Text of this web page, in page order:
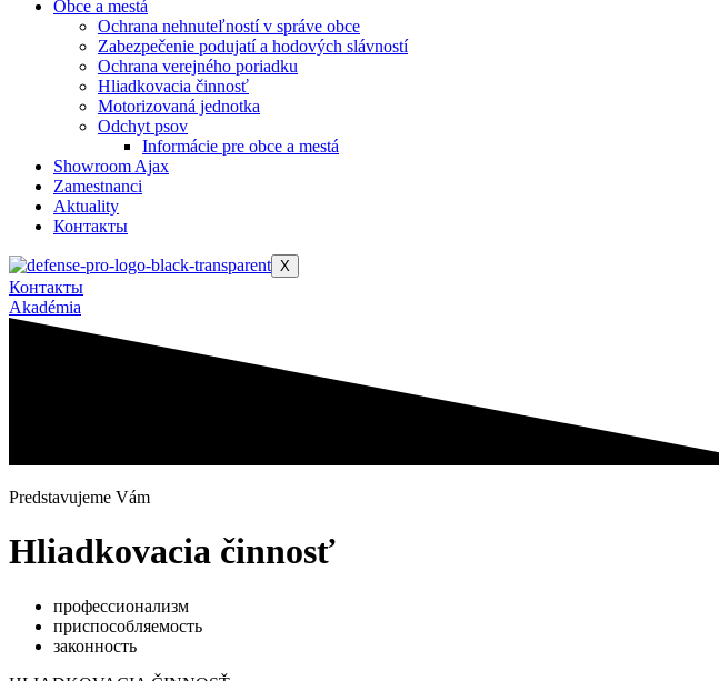
Obce a mestá
Ochrana nehnuteľností v správe obce
Zabezpečenie podujatí a hodových slávností
Ochrana verejného poriadku
Hliadkovacia činnosť
Motorizovaná jednotka
Odchyt psov
Informácie pre obce a mestá
Showroom Ajax
Zamestnanci
Aktuality
Контакты
X
Контакты
Akadémia
Predstavujeme Vám
Hliadkovacia činnosť
профессионализм
приспособляемость
законность